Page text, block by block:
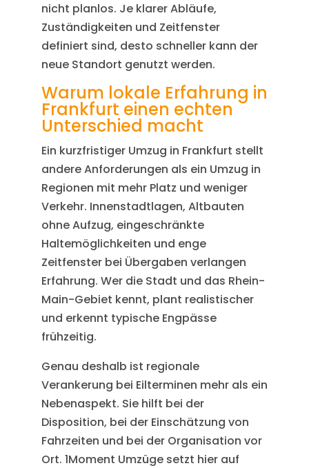
nicht planlos. Je klarer Abläufe,
Zuständigkeiten und Zeitfenster
definiert sind, desto schneller kann der
neue Standort genutzt werden.
Warum lokale Erfahrung in
Frankfurt einen echten
Unterschied macht
Ein kurzfristiger Umzug in Frankfurt stellt
andere Anforderungen als ein Umzug in
Regionen mit mehr Platz und weniger
Verkehr. Innenstadtlagen, Altbauten
ohne Aufzug, eingeschränkte
Haltemöglichkeiten und enge
Zeitfenster bei Übergaben verlangen
Erfahrung. Wer die Stadt und das Rhein-
Main-Gebiet kennt, plant realistischer
und erkennt typische Engpässe
frühzeitig.
Genau deshalb ist regionale
Verankerung bei Eilterminen mehr als ein
Nebenaspekt. Sie hilft bei der
Disposition, bei der Einschätzung von
Fahrzeiten und bei der Organisation vor
Ort. 1Moment Umzüge setzt hier auf